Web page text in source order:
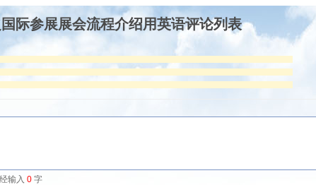
际参展展会流程介绍用英语评论列表
输入 0 字